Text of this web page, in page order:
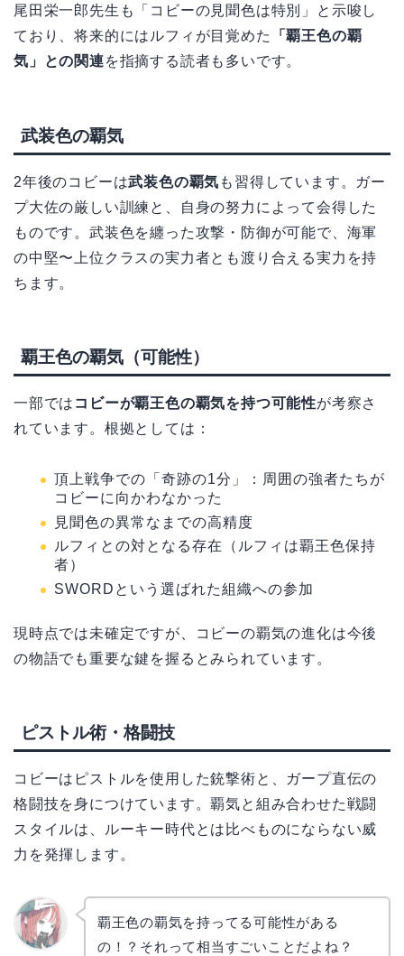
尾田栄一郎先生も「コビーの見聞色は特別」と示唆し
ており、将来的にはルフィが目覚めた
「覇王色の覇
気」との関連を指摘する読者も多いです。
武装色の覇気
2年後のコビーは武装色の覇気 も習得しています。ガー
プ大佐の厳しい訓練と、自身の努力によって会得した
ものです。武装色を纏った攻撃・防御が可能で、海軍
の中堅〜上位クラスの実力者とも渡り合える実力を持
ちます。
覇王色の覇気（可能性）
一部では コビーが覇王色の覇気を持つ可能性が考察さ
れています。根拠としては：
頂上戦争での「奇跡の1分」：周囲の強者たちが
コビーに向かわなかった
見聞色の異常なまでの高精度
ルフィとの対となる存在（ルフィは覇王色保持
者）
SWORDという選ばれた組織への参加
現時点では未確定ですが、コビーの覇気の進化は今後
の物語でも重要な鍵を握るとみられています。
ピストル術・格闘技
コビーはピストルを使用した銃撃術と、ガープ直伝の
格闘技を身につけています。覇気と組み合わせた戦闘
スタイルは、ルーキー時代とは比べものにならない威
力を発揮します。
覇王色の覇気を持ってる可能性がある
の！？それって相当すごいことだよね？